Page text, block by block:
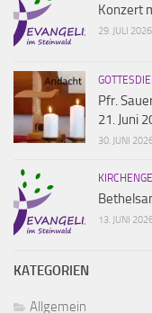
Konzert
29. JULI 2026
Pfr.
21. Juni
30. JUNI
13. JUNI
KATEGORIEN
Allgemein